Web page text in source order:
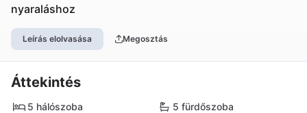
nyaraláshoz
Leírás elolvasása Megosztás
Áttekintés
5 hálószoba
5 fürdőszoba